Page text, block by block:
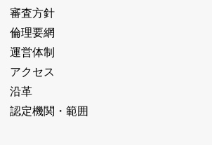
審査方針
倫理要網
運営体制
アクセス
沿革
認定機関・範囲